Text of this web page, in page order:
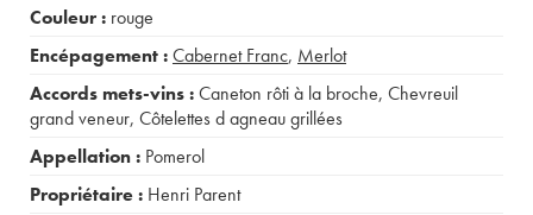
Couleur : rouge
Encépagement :Cabernet Franc, Merlot
Accords mets-vins :Caneton rôti à la broche, Chevreuil
grand veneur, Côtelettes d agneau grillées
Appellation : Pomerol
Propriétaire : Henri Parent